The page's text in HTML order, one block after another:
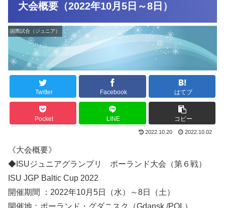
大会概要（2022年10月5日～8日）
国際試合（ジュニア）
Twitter Facebook はてブ
Pocket LINE コピー
2022.10.20 2022.10.02
《大会概要》
◆ISUジュニアグランプリ ポーランド大会（第６戦）
ISU JGP Baltic Cup 2022
開催期間 ：2022年10月5日（水）～8日（土）